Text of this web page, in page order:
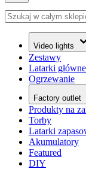
Szukaj
Video lights
Zestawy
Latarki główne
Ogrzewanie
Factory outlet
Produkty na
Torby
Latarki
Akumulatory
Featured
DIY